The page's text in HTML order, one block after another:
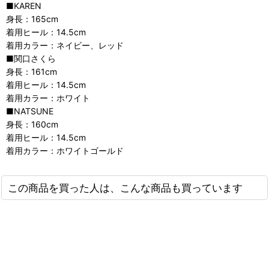
■KAREN
身長：165cm
着用ヒール：14.5cm
着用カラー：ネイビー、レッド
■関口さくら
身長：161cm
着用ヒール：14.5cm
着用カラー：ホワイト
■NATSUNE
身長：160cm
着用ヒール：14.5cm
着用カラー：ホワイトゴールド
この商品を買った人は、こんな商品も買っています